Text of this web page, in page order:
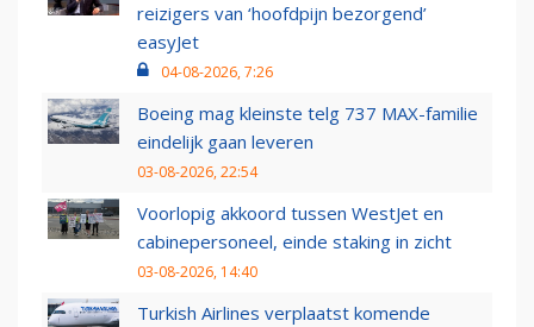
reizigers van ‘hoofdpijn bezorgend’
easyJet
04-08-2026, 7:26
Boeing mag kleinste telg 737 MAX-familie
eindelijk gaan leveren
03-08-2026, 22:54
Voorlopig akkoord tussen WestJet en
cabinepersoneel, einde staking in zicht
03-08-2026, 14:40
Turkish Airlines verplaatst komende